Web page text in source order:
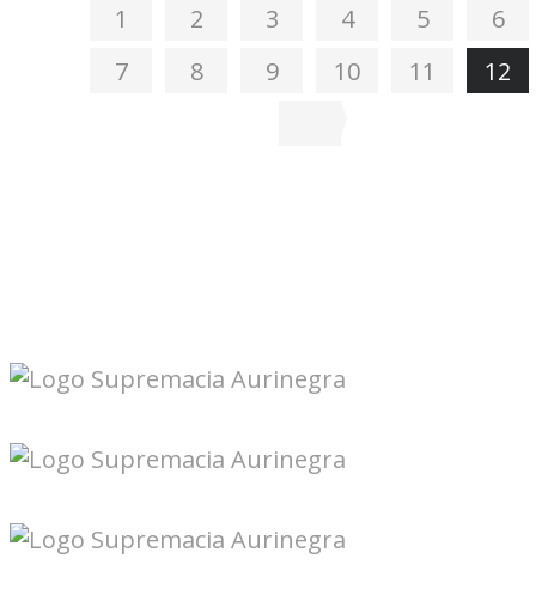
1 2 3 4 5
6
7
8 9 10 11 12